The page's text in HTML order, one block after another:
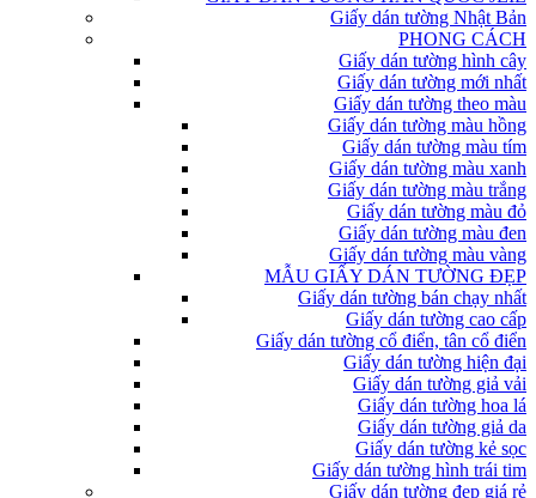
Giấy dán tường Nhật Bản
PHONG CÁCH
Giấy dán tường hình cây
Giấy dán tường mới nhất
Giấy dán tường theo màu
Giấy dán tường màu hồng
Giấy dán tường màu tím
Giấy dán tường màu xanh
Giấy dán tường màu trắng
Giấy dán tường màu đỏ
Giấy dán tường màu đen
Giấy dán tường màu vàng
MẪU GIẤY DÁN TƯỜNG ĐẸP
Giấy dán tường bán chạy nhất
Giấy dán tường cao cấp
Giấy dán tường cổ điển, tân cổ điển
Giấy dán tường hiện đại
Giấy dán tường giả vải
Giấy dán tường hoa lá
Giấy dán tường giả da
Giấy dán tường kẻ sọc
Giấy dán tường hình trái tim
Giấy dán tường đẹp giá rẻ